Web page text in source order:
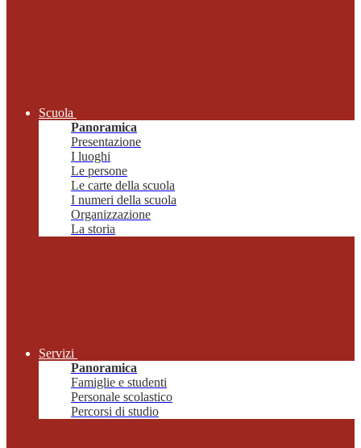
Scuola
Panoramica
Presentazione
I luoghi
Le persone
Le carte della scuola
I numeri della scuola
Organizzazione
La storia
Servizi
Panoramica
Famiglie e studenti
Personale scolastico
Percorsi di studio